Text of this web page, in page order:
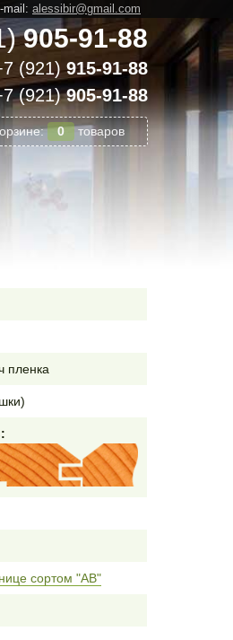
mail: alessibir@gmail.com
905-91-88
(921)915-91-88
(921)905-91-88
0 товаров
пленка
сортом "AB"